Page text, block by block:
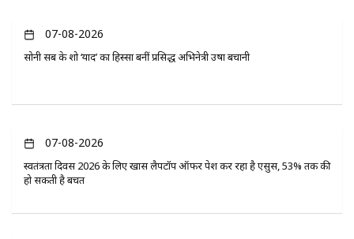
07-08-2026
सोनी सब के शो ‘यादें’ का हिस्सा बनीं प्रसिद्ध अभिनेत्री उषा बचानी
07-08-2026
स्वतंत्रता दिवस 2026 के लिए खास लैपटॉप ऑफर पेश कर रहा है एसुस, 53% तक की
हो सकती है बचत